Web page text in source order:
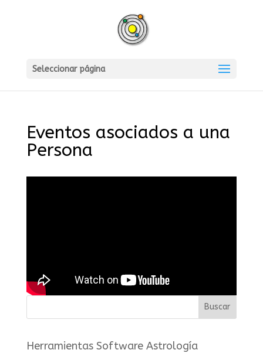
Seleccionar página
Eventos asociados a una
Persona
Herramientas Software Astrología